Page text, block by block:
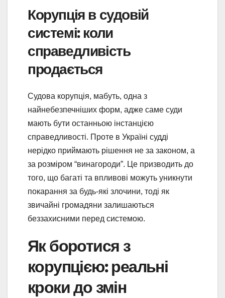
Корупція в судовій
системі: коли
справедливість
продається
Судова корупція, мабуть, одна з
найнебезпечніших форм, адже саме суди
мають бути останньою інстанцією
справедливості. Проте в Україні судді
нерідко приймають рішення не за законом, а
за розміром “винагороди”. Це призводить до
того, що багаті та впливові можуть уникнути
покарання за будь-які злочини, тоді як
звичайні громадяни залишаються
беззахисними перед системою.
Як боротися з
корупцією: реальні
кроки до змін